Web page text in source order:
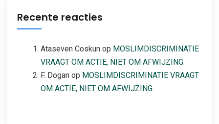
Recente reacties
Ataseven Coskun op MOSLIMDISCRIMINATIE
VRAAGT OM ACTIE, NIET OM AFWIJZING.
F. Dogan op MOSLIMDISCRIMINATIE VRAAGT
OM ACTIE, NIET OM AFWIJZING.